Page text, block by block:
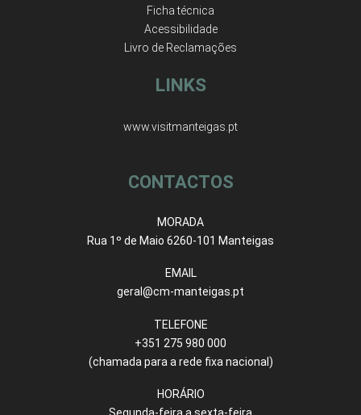
Ficha técnica
Acessibilidade
Livro de Reclamações
LINKS
www.visitmanteigas.pt
CONTACTOS
MORADA
Rua 1º de Maio 6260-101 Manteigas
EMAIL
geral@cm-manteigas.pt
TELEFONE
+351 275 980 000
(chamada para a rede fixa nacional)
HORÁRIO